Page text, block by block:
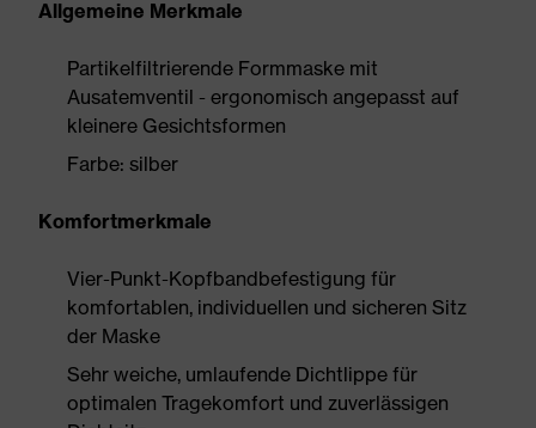
Allgemeine Merkmale
Partikelfiltrierende Formmaske mit
Ausatemventil - ergonomisch angepasst auf
kleinere Gesichtsformen
Farbe: silber
Komfortmerkmale
Vier-Punkt-Kopfbandbefestigung für
komfortablen, individuellen und sicheren Sitz
der Maske
Sehr weiche, umlaufende Dichtlippe für
optimalen Tragekomfort und zuverlässigen